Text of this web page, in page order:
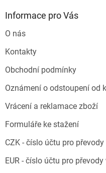
Informace pro Vás
O nás
Kontakty
Obchodní podmínky
Oznámení o odstoupení od
Vrácení a reklamace zboží
Formuláře ke stažení
CZK - číslo účtu pro převody
EUR - číslo účtu pro převody